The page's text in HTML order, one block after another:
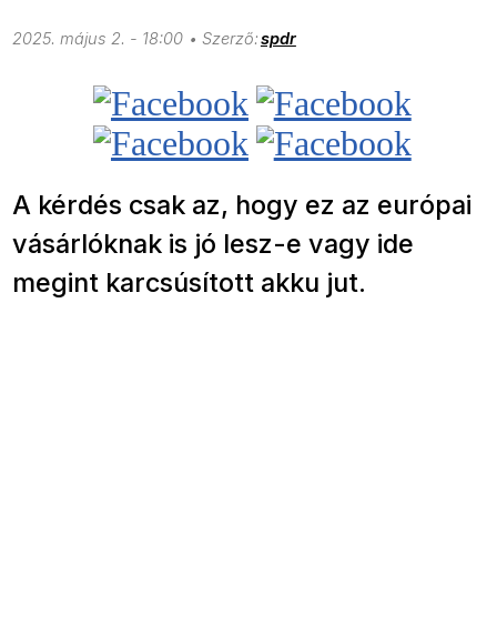
2025. május 2. - 18:00 spdr
A kérdés csak az, hogy ez az európai
vásárlóknak is jó lesz-e vagy ide
megint karcsúsított akku jut.